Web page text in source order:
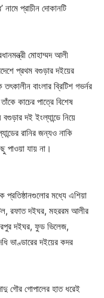
নামে প্রাচীন দোকানটি
মোহাম্মদ আলী
প্রথম বগুড়ার দইয়ের
বাংলার ব্রিটিশ গভর্নর
কাচের পাত্রে বিশেষ
দই ইংল্যান্ডে নিয়ে
রানির জন্যও নাকি
পাওয়া যায় না।
প্রতিষ্ঠানগুলোর মধ্যে এশিয়া
রফাত দইঘর, মহররম আলীর
দইঘর, ফুড ভিলেজ,
ভাণ্ডারের দইয়ের কদর
গৌর গোপালের হাত ধরেই